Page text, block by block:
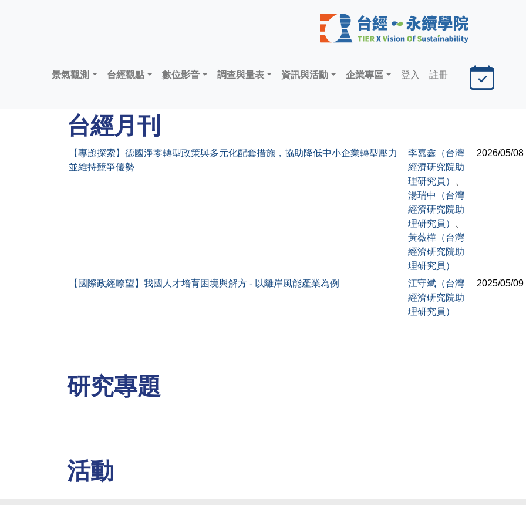
景氣觀測 台經觀點 數位影音 調查與量表 資訊與活動 企業專區 登入 註冊
台經月刊
【專題探索】德國淨零轉型政策與多元化配套措施，協助降低中小企業轉型壓力
並維持競爭優勢
李嘉鑫（台灣
經濟研究院助
理研究員）
湯瑞中（台灣
經濟研究院助
理研究員）
黃薇樺（台灣
經濟研究院助
理研究員）
2026/05/08
【國際政經瞭望】我國人才培育困境與解方 - 以離岸風能產業為例
江守斌（台灣
經濟研究院助
理研究員）
2025/05/09
研究專題
活動